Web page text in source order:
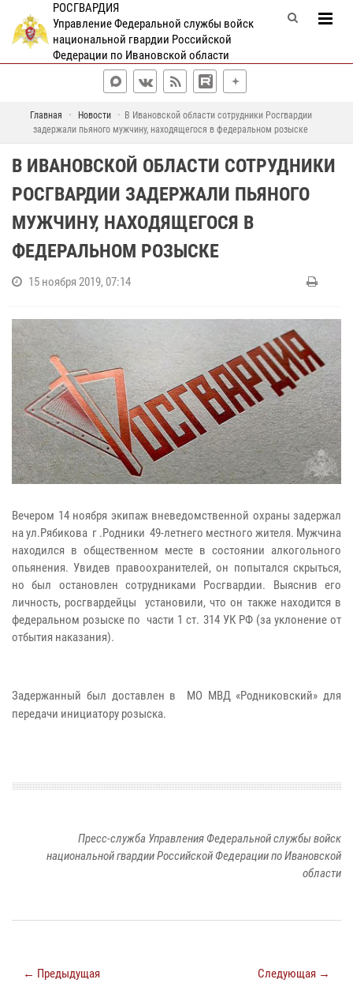
РОСГВАРДИЯ
Управление Федеральной службы войск
национальной гвардии Российской
Федерации по Ивановской области
Главная Новости
В Ивановской области сотрудники Росгвардии
задержали пьяного мужчину, находящегося в федеральном розыске
В ИВАНОВСКОЙ ОБЛАСТИ СОТРУДНИКИ
РОСГВАРДИИ ЗАДЕРЖАЛИ ПЬЯНОГО
МУЖЧИНУ, НАХОДЯЩЕГОСЯ В
ФЕДЕРАЛЬНОМ РОЗЫСКЕ
15 ноября 2019, 07:14
Вечером 14 ноября экипаж вневедомственной охраны задержал
на ул.Рябикова г .Родники 49-летнего местного жителя. Мужчина
находился в общественном месте в состоянии алкогольного
опьянения. Увидев правоохранителей, он попытался скрыться,
но был остановлен сотрудниками Росгвардии. Выяснив его
личность, росгвардейцы установили, что он также находится в
федеральном розыске по части 1 ст. 314 УК РФ (за уклонение от
отбытия наказания).
Задержанный был доставлен в МО МВД «Родниковский» для
передачи инициатору розыска.
Пресс-служба Управления Федеральной службы войск
национальной гвардии Российской Федерации по Ивановской
области
← Предыдущая Следующая →